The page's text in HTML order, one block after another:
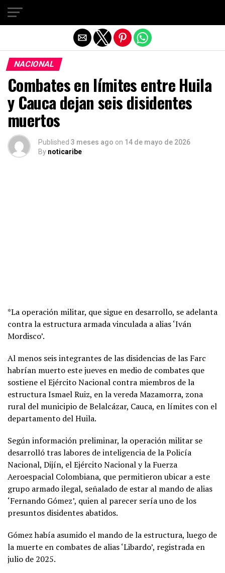
NACIONAL
Combates en límites entre Huila
y Cauca dejan seis disidentes
muertos
Published 3 meses ago on 14 de mayo de 2026
By noticaribe
*La operación militar, que sigue en desarrollo, se adelanta
contra la estructura armada vinculada a alias ‘Iván
Mordisco’.
Al menos seis integrantes de las disidencias de las Farc
habrían muerto este jueves en medio de combates que
sostiene el Ejército Nacional contra miembros de la
estructura Ismael Ruiz, en la vereda Mazamorra, zona
rural del municipio de Belalcázar, Cauca, en límites con el
departamento del Huila.
Según información preliminar, la operación militar se
desarrolló tras labores de inteligencia de la Policía
Nacional, Dijín, el Ejército Nacional y la Fuerza
Aeroespacial Colombiana, que permitieron ubicar a este
grupo armado ilegal, señalado de estar al mando de alias
‘Fernando Gómez’, quien al parecer sería uno de los
presuntos disidentes abatidos.
Gómez había asumido el mando de la estructura, luego de
la muerte en combates de alias ‘Libardo’, registrada en
julio de 2025.